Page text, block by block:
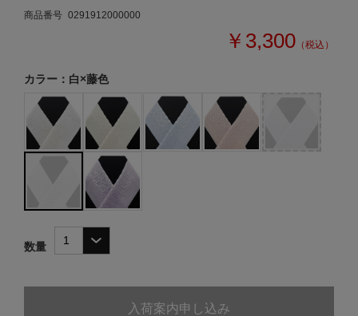
商品番号 0291912000000
￥3,300 （税込）
カラー：白×藤色
数量
入荷案内申し込み